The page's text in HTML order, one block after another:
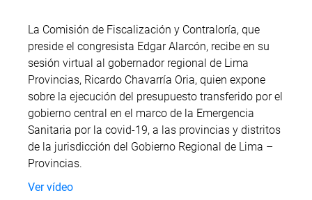
La Comisión de Fiscalización y Contraloría, que
preside el congresista Edgar Alarcón, recibe en su
sesión virtual al gobernador regional de Lima
Provincias, Ricardo Chavarría Oria, quien expone
sobre la ejecución del presupuesto transferido por el
gobierno central en el marco de la Emergencia
Sanitaria por la covid-19, a las provincias y distritos
de la jurisdicción del Gobierno Regional de Lima –
Provincias.
Ver vídeo